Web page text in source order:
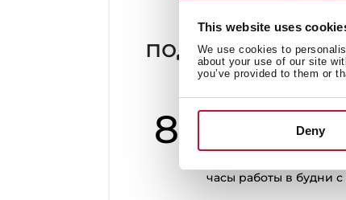
This website uses
We use cookies to
about your use of our site
you’ve provided to them or
Deny
поддержки
8-800-
часы работы в будни с